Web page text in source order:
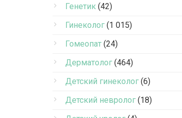
Генетик (42)
Гинеколог (1 015)
Гомеопат (24)
Дерматолог (464)
Детский гинеколог (6)
Детский невролог (18)